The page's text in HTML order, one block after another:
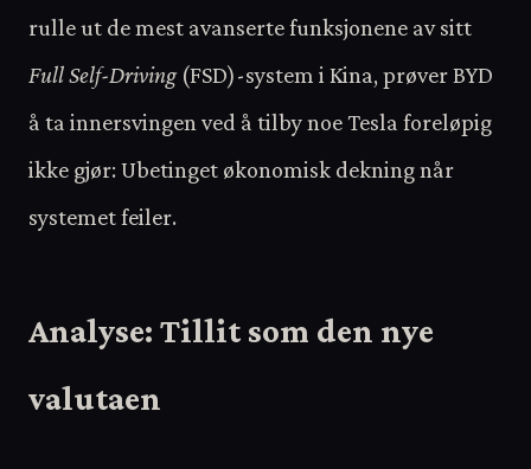
rulle ut de mest avanserte funksjonene av sitt
Full Self-Driving(FSD)-system i Kina, prøver BYD
å ta innersvingen ved å tilby noe Tesla foreløpig
ikke gjør: Ubetinget økonomisk dekning når
systemet feiler.
Analyse: Tillit som den nye
valutaen